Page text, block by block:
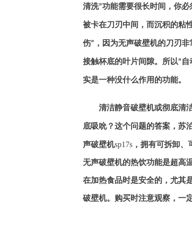
清洗”功能需要很长时间，你
被卡在刀刃中间，而沉积的粘
伤” ，因为无声破壁机的刀刃
接触杯底的叶片间隙。所以“自
实是一种没什么作用的功能。
清洁静音破壁机或彻底清
底吸吮？这个问题的答案，苏
声破壁机sp17s ，拥有可拆卸
无声破壁机的热饮功能是超高
在加热食品时是安全的，尤其
破壁机。购买时注意观察，一